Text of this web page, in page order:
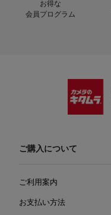
お得な
会員プログラム
ご購入について
ご利用案内
お支払い方法